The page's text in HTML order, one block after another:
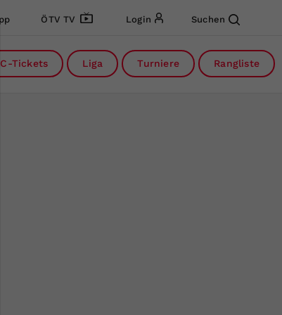
ÖTV TV Login Suchen
Tickets Liga Turniere Rangliste